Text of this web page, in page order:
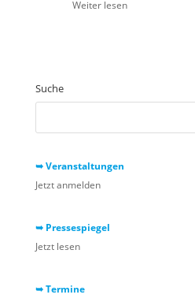
Weiter lesen
Suche
➥ Veranstaltungen
Jetzt anmelden
➥ Pressespiegel
Jetzt lesen
➥ Termine